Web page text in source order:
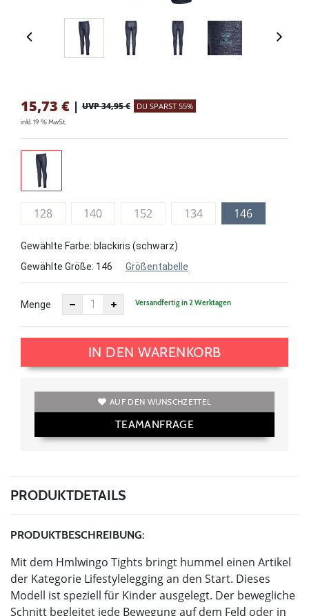
15,73 € | UVP 34,95 € DU SPARST 55%
inkl. 19 % MwSt.
128 140 152 134 146
Gewählte Farbe: blackiris (schwarz)
Gewählte Größe: 146 Größentabelle
Menge Versandfertig in 2 Werktagen
IN DEN WARENKORB
AUF DEN WUNSCHZETTEL
TEAMANFRAGE
PRODUKTDETAILS
PRODUKTBESCHREIBUNG:
Mit dem Hmlwingo Tights bringt hummel einen Artikel
der Kategorie Lifestylelegging an den Start. Dieses
Modell ist speziell für Kinder ausgelegt. Der bewegliche
Schnitt begleitet jede Bewegung auf dem Feld oder in